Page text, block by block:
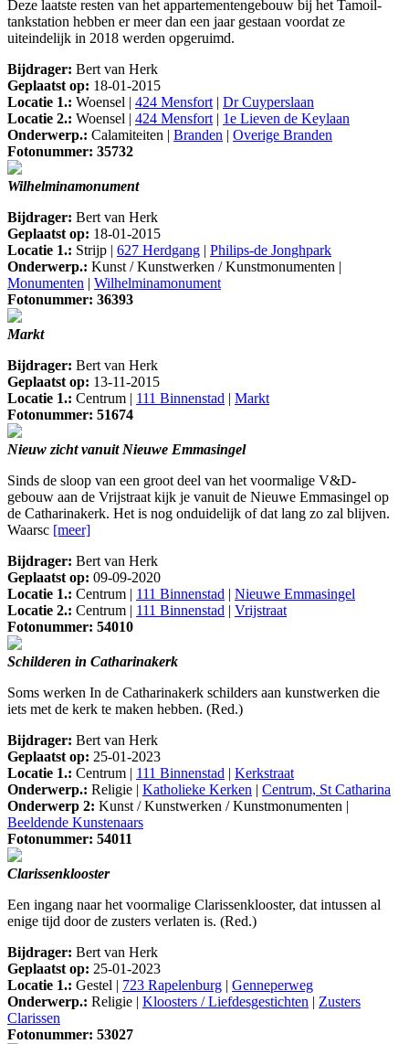
Deze laatste resten van het appartementengebouw bij het Tamoil-
tankstation hebben er meer dan een jaar gestaan voordat ze
uiteindelijk in 2018 werden opgeruimd.
Bijdrager: Bert van Herk
Geplaatst op: 18-01-2015
Locatie 1.: Woensel | 424 Mensfort | Dr Cuyperslaan
Locatie 2.: Woensel | 424 Mensfort | 1e Lieven de Keylaan
Onderwerp.: Calamiteiten | Branden | Overige Branden
Fotonummer: 35732
Wilhelminamonument
Bijdrager: Bert van Herk
Geplaatst op: 18-01-2015
Locatie 1.: Strijp | 627 Herdgang | Philips-de Jonghpark
Onderwerp.: Kunst / Kunstwerken / Kunstmonumenten |
Monumenten | Wilhelminamonument
Fotonummer: 36393
Markt
Bijdrager: Bert van Herk
Geplaatst op: 13-11-2015
Locatie 1.: Centrum | 111 Binnenstad | Markt
Fotonummer: 51674
Nieuw zicht vanuit Nieuwe Emmasingel
Sinds de sloop van een groot deel van het voormalige V&D-
gebouw aan de Vrijstraat kijk je vanuit de Nieuwe Emmasingel op
de Catharinakerk. Het is nog onduidelijk of dat lang zo zal blijven.
Waarsc [meer]
Bijdrager: Bert van Herk
Geplaatst op: 09-09-2020
Locatie 1.: Centrum | 111 Binnenstad | Nieuwe Emmasingel
Locatie 2.: Centrum | 111 Binnenstad | Vrijstraat
Fotonummer: 54010
Schilderen in Catharinakerk
Soms werken In de Catharinakerk schilders aan kunstwerken die
iets met de kerk te maken hebben. (Red.)
Bijdrager: Bert van Herk
Geplaatst op: 25-01-2023
Locatie 1.: Centrum | 111 Binnenstad | Kerkstraat
Onderwerp.: Religie | Katholieke Kerken | Centrum, St Catharina
Onderwerp 2: Kunst / Kunstwerken / Kunstmonumenten |
Beeldende Kunstenaars
Fotonummer: 54011
Clarissenklooster
Een ingang naar het voormalige Clarissenklooster, dat intussen al
enige tijd door de zusters verlaten is. (Red.)
Bijdrager: Bert van Herk
Geplaatst op: 25-01-2023
Locatie 1.: Gestel | 723 Rapelenburg | Genneperweg
Onderwerp.: Religie | Kloosters / Liefdesgestichten | Zusters
Clarissen
Fotonummer: 53027